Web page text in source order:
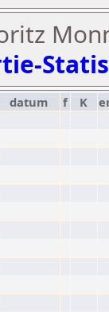
datum f K